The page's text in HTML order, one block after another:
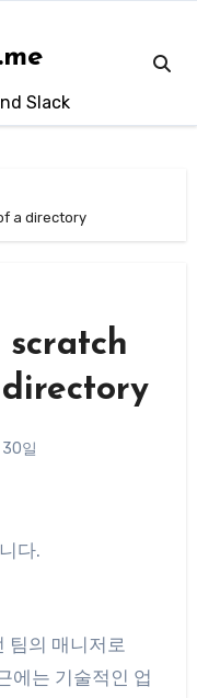
Slack
a directory
scratch
30일
다.
팀의 매니저로
에는 기술적인 업